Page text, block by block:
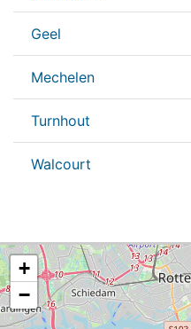
Geel
Mechelen
Turnhout
Walcourt
+
−